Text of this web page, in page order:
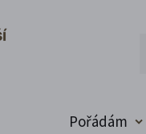
Pořádám